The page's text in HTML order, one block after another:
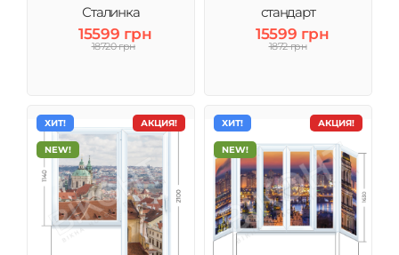
Сталинка
15599 грн
18720 грн
стандарт
15599 грн
1872 грн
АКЦИЯ!
ХИТ!
NEW!
АКЦИЯ!
ХИТ!
NEW!